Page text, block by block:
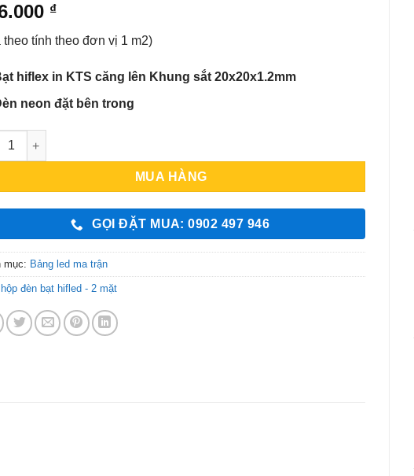
₫
theo tính theo đơn vị 1 m2)
hiflex in KTS căng lên Khung sắt 20x20x1.2mm
neon đặt bên trong
Đèn Bạt Hiflex 2 Mặt số lượng
MUA HÀNG
GỌI ĐẶT MUA: 0902 497 946
mục: Bảng led ma trận
hộp đèn bạt hifled - 2 mặt